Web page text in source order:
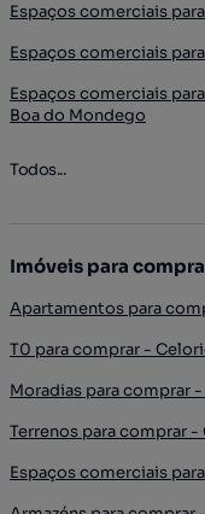
Espaços comerciais
Espaços comerciais
Espaços comerciais
Boa do Mondego
Todos...
Imóveis para
Apartamentos para
T0 para comprar -
Moradias para comprar
Terrenos para comprar
Espaços comerciais